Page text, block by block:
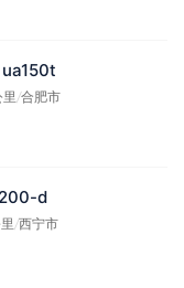
/合肥市
d
/西宁市